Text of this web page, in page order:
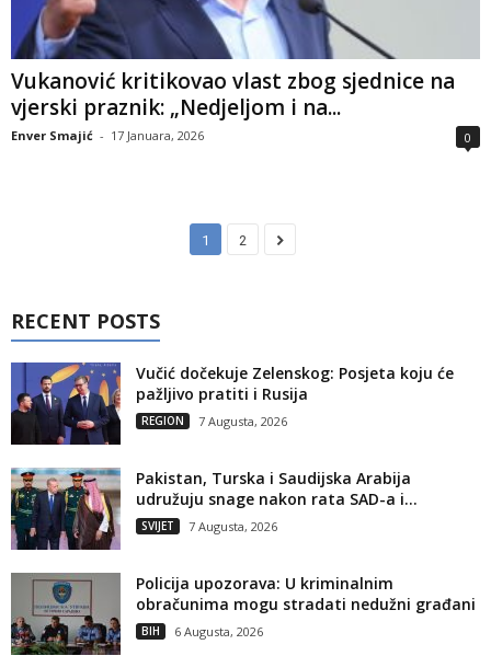
Vukanović kritikovao vlast zbog sjednice na
vjerski praznik: „Nedjeljom i na...
Enver Smajić - 17 Januara, 2026 0
1 2
RECENT POSTS
Vučić dočekuje Zelenskog: Posjeta koju će
pažljivo pratiti i Rusija
REGION 7 Augusta, 2026
Pakistan, Turska i Saudijska Arabija
udružuju snage nakon rata SAD-a i...
SVIJET 7 Augusta, 2026
Policija upozorava: U kriminalnim
obračunima mogu stradati nedužni građani
BIH 6 Augusta, 2026